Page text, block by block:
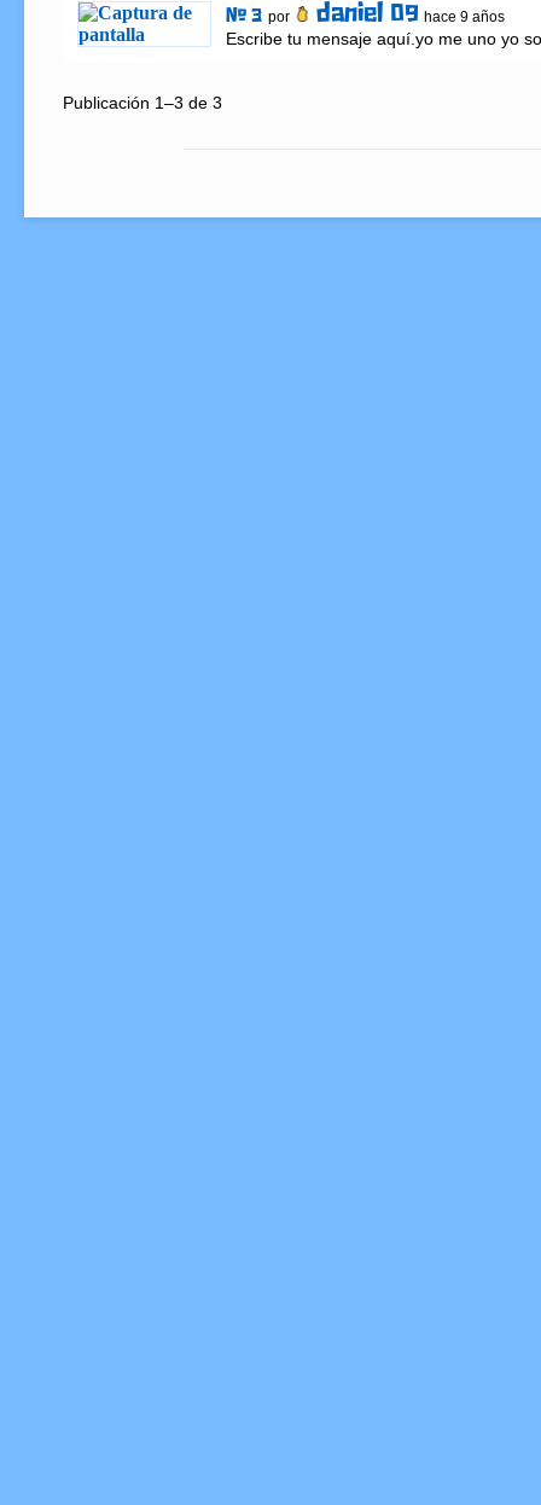
# 3 por daniel 09 hace 9 años
Escribe tu mensaje aquí.yo me uno yo
Publicación 1–3 de 3